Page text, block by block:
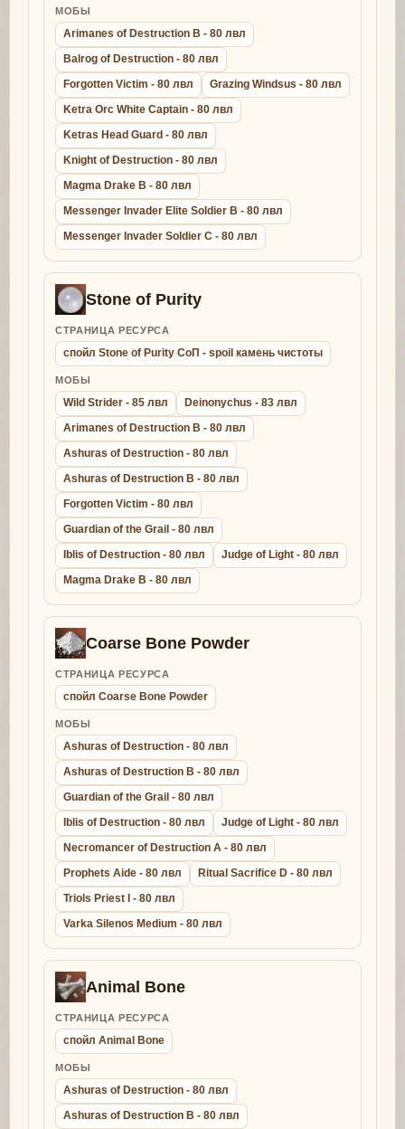
МОБЫ
Arimanes of Destruction B - 80 лвл
Balrog of Destruction - 80 лвл
Forgotten Victim - 80 лвл
Grazing Windsus - 80 лвл
Ketra Orc White Captain - 80 лвл
Ketras Head Guard - 80 лвл
Knight of Destruction - 80 лвл
Magma Drake B - 80 лвл
Messenger Invader Elite Soldier B - 80 лвл
Messenger Invader Soldier C - 80 лвл
Stone of Purity
СТРАНИЦА РЕСУРСА
спойл Stone of Purity СоП - spoil камень чистоты
МОБЫ
Wild Strider - 85 лвл
Deinonychus - 83 лвл
Arimanes of Destruction B - 80 лвл
Ashuras of Destruction - 80 лвл
Ashuras of Destruction B - 80 лвл
Forgotten Victim - 80 лвл
Guardian of the Grail - 80 лвл
Iblis of Destruction - 80 лвл
Judge of Light - 80 лвл
Magma Drake B - 80 лвл
Coarse Bone Powder
СТРАНИЦА РЕСУРСА
спойл Coarse Bone Powder
МОБЫ
Ashuras of Destruction - 80 лвл
Ashuras of Destruction B - 80 лвл
Guardian of the Grail - 80 лвл
Iblis of Destruction - 80 лвл
Judge of Light - 80 лвл
Necromancer of Destruction A - 80 лвл
Prophets Aide - 80 лвл
Ritual Sacrifice D - 80 лвл
Triols Priest I - 80 лвл
Varka Silenos Medium - 80 лвл
Animal Bone
СТРАНИЦА РЕСУРСА
спойл Animal Bone
МОБЫ
Ashuras of Destruction - 80 лвл
Ashuras of Destruction B - 80 лвл